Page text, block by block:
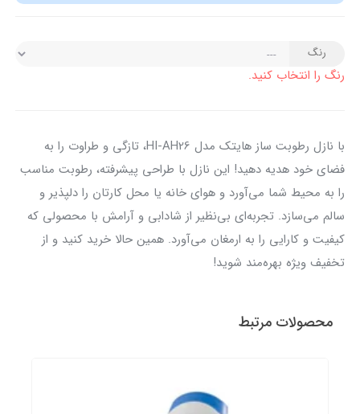
رنگ
رنگ را انتخاب کنید.
با نازل رطوبت ساز هایتک مدل HI-AH26، تازگی و طراوت را به
فضای خود هدیه دهید! این نازل با طراحی پیشرفته، رطوبت مناسب
را به محیط شما می‌آورد و هوای خانه یا محل کارتان را دلپذیر و
سالم می‌سازد. تجربه‌ای بی‌نظیر از شادابی و آرامش با محصولی که
کیفیت و کارایی را به ارمغان می‌آورد. همین حالا خرید کنید و از
تخفیف ویژه بهره‌مند شوید!
محصولات مرتبط